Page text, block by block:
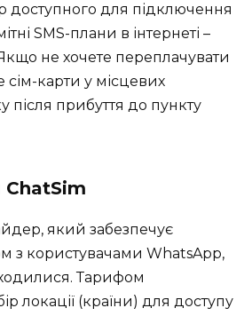
доступного для підключення
SMS-плани в інтернеті –
не хочете переплачувати
сім-карти у місцевих
після прибуття до пункту
ChatSim
який забезпечує
з користувачами WhatsApp,
Тарифом
локації (країни) для доступу